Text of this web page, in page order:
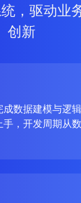
，驱动业
创新
数据建模与逻
，开发周期从